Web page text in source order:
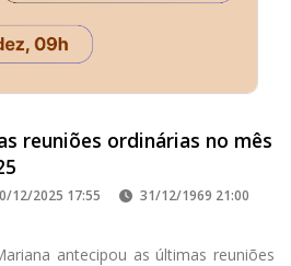
reuniões ordinárias no mês
12/2025 17:55
31/12/1969 21:00
antecipou as últimas reuniões